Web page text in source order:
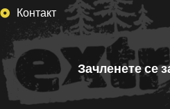
Контакт
Зачленете се